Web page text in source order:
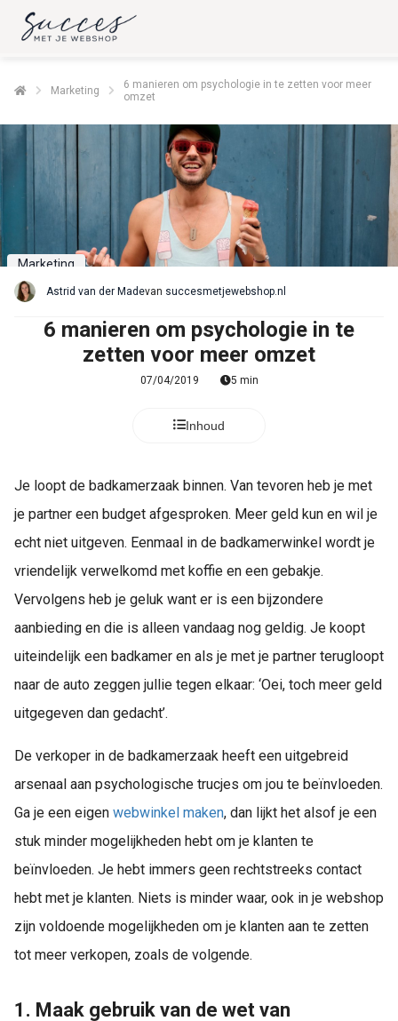
Marketing
6 manieren om psychologie in te zetten voor meer
omzet
Marketing
Astrid van der Madevan succesmetjewebshop.nl
6 manieren om psychologie in te
zetten voor meer omzet
07/04/2019 5 min
Inhoud
Je loopt de badkamerzaak binnen. Van tevoren heb je met
je partner een budget afgesproken. Meer geld kun en wil je
echt niet uitgeven. Eenmaal in de badkamerwinkel wordt je
vriendelijk verwelkomd met koffie en een gebakje.
Vervolgens heb je geluk want er is een bijzondere
aanbieding en die is alleen vandaag nog geldig. Je koopt
uiteindelijk een badkamer en als je met je partner terugloopt
naar de auto zeggen jullie tegen elkaar: ‘Oei, toch meer geld
uitgegeven dan gedacht’.
De verkoper in de badkamerzaak heeft een uitgebreid
arsenaal aan psychologische trucjes om jou te beïnvloeden.
Ga je een eigen webwinkel maken, dan lijkt het alsof je een
stuk minder mogelijkheden hebt om je klanten te
beïnvloeden. Je hebt immers geen rechtstreeks contact
hebt met je klanten. Niets is minder waar, ook in je webshop
zijn voldoende mogelijkheden om je klanten aan te zetten
tot meer verkopen, zoals de volgende.
1. Maak gebruik van de wet van